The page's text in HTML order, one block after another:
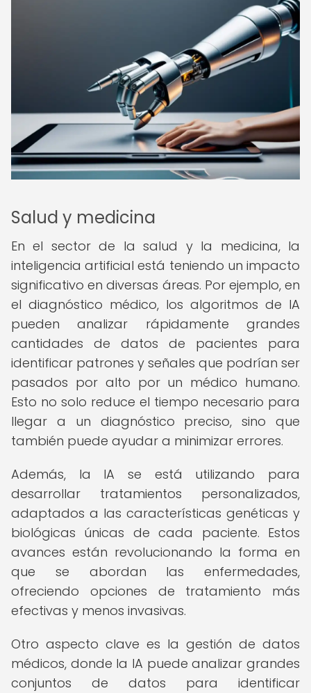
Salud y medicina
En el sector de la salud y la medicina, la
inteligencia artificial está teniendo un impacto
significativo en diversas áreas. Por ejemplo, en
el diagnóstico médico, los algoritmos de IA
pueden analizar rápidamente grandes
cantidades de datos de pacientes para
identificar patrones y señales que podrían ser
pasados por alto por un médico humano.
Esto no solo reduce el tiempo necesario para
llegar a un diagnóstico preciso, sino que
también puede ayudar a minimizar errores.
Además, la IA se está utilizando para
desarrollar tratamientos personalizados,
adaptados a las características genéticas y
biológicas únicas de cada paciente. Estos
avances están revolucionando la forma en
que se abordan las enfermedades,
ofreciendo opciones de tratamiento más
efectivas y menos invasivas.
Otro aspecto clave es la gestión de datos
médicos, donde la IA puede analizar grandes
conjuntos de datos para identificar